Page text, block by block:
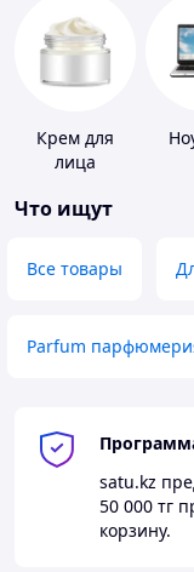
Крем для
лица
Что ищут
Все товары
Parfum
satu.kz
50 000 тг
корзину.